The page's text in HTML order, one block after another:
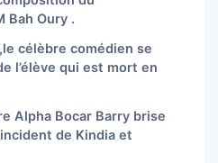
Bah Oury .
célèbre comédien se
l’élève qui est mort en
Alpha Bocar Barry brise
de Kindia et